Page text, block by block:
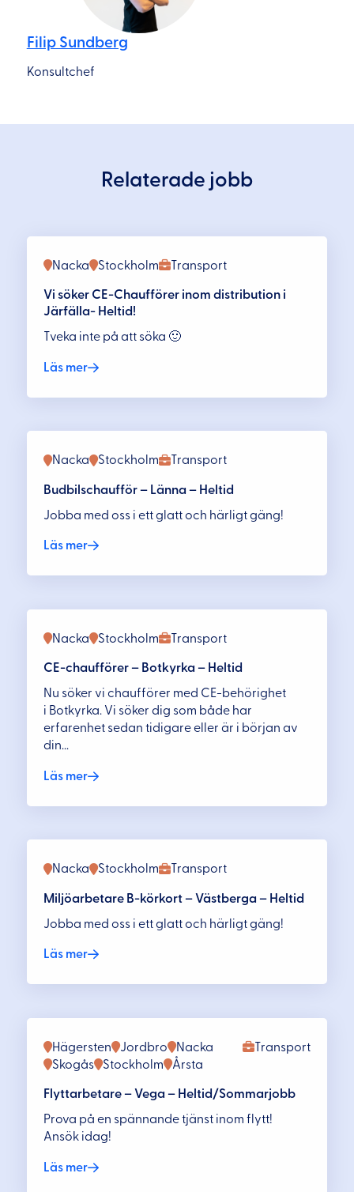
Filip Sundberg
Konsultchef
Relaterade jobb
Transport
Nacka Stockholm
Vi söker CE-Chaufförer inom distribution i
Järfälla- Heltid!
Tveka inte på att söka 🙂
Läs mer
Transport
Nacka Stockholm
Budbilschaufför – Länna – Heltid
Jobba med oss i ett glatt och härligt gäng!
Läs mer
Transport
Nacka Stockholm
CE-chaufförer – Botkyrka – Heltid
Nu söker vi chaufförer med CE-behörighet
i Botkyrka. Vi söker dig som både har
erfarenhet sedan tidigare eller är i början av
din...
Läs mer
Transport
Nacka Stockholm
Miljöarbetare B-körkort – Västberga – Heltid
Jobba med oss i ett glatt och härligt gäng!
Läs mer
Transport
Hägersten Jordbro
Nacka
Skogås
Stockholm Årsta
Flyttarbetare – Vega – Heltid/Sommarjobb
Prova på en spännande tjänst inom flytt!
Ansök idag!
Läs mer